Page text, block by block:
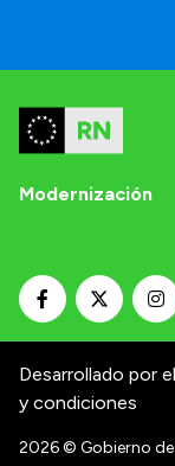
Modernización
Desarrollado por
y condiciones
2026© Gobierno de